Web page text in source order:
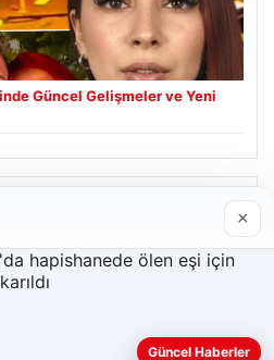
Güncel Gelişmeler ve Yeni
Bürosu
×
Güncel Haberler